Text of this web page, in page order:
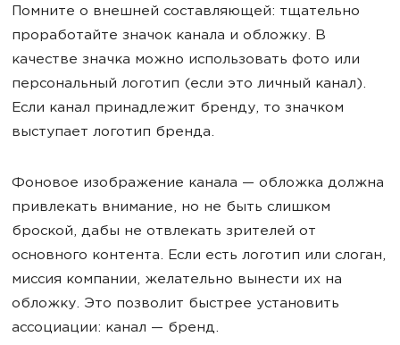
Помните о внешней составляющей: тщательно
проработайте значок канала и обложку. В
качестве значка можно использовать фото или
персональный логотип (если это личный канал).
Если канал принадлежит бренду, то значком
выступает логотип бренда.
Фоновое изображение канала — обложка должна
привлекать внимание, но не быть слишком
броской, дабы не отвлекать зрителей от
основного контента. Если есть логотип или слоган,
миссия компании, желательно вынести их на
обложку. Это позволит быстрее установить
ассоциации: канал — бренд.